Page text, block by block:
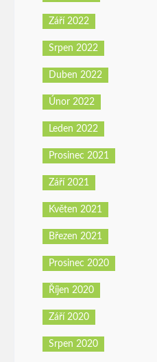
Září 2022
Srpen 2022
Duben 2022
Únor 2022
Leden 2022
Prosinec 2021
Září 2021
Květen 2021
Březen 2021
Prosinec 2020
Říjen 2020
Září 2020
Srpen 2020